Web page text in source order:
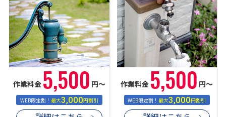
作業料金 5,500 円〜
WEB限定割！最大3,000円割引
作業料金 5,500 円〜
WEB限定割！最大3,000円割引